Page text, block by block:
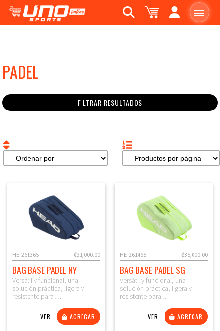
PADEL
FILTRAR RESULTADOS
₡31,000.00
HE-261365
BAG BASE PADEL NY
Versátil y funcional, una
solución práctica, ligera y
resistente para …
VER AGREGAR
₡35,000.00
HE-261465
BAG BASE PADEL SG
Versátil y funcional, una
solución práctica, ligera y
resistente para …
VER AGREGAR